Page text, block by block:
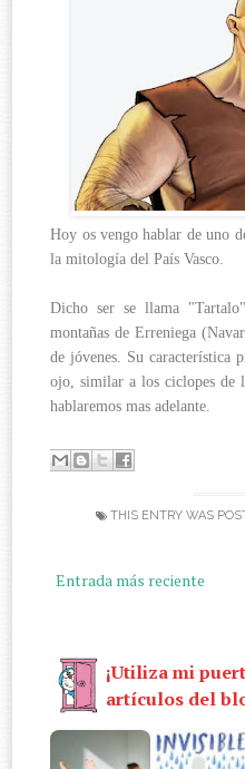
Hoy os vengo hablar de uno
la mitología del País Vasco.
Dicho ser se llama
montañas de Erreniega
de jóvenes. Su característica
ojo, similar a los ciclopes de
hablaremos mas adelante.
THIS ENTRY WAS
Entrada más reciente
¡Utiliza mi
artículos del